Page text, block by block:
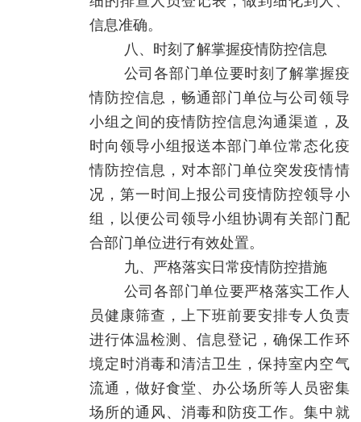
信息准确。
八、时刻了解掌握疫情防控信息
公司各部门单位要时刻了解掌握疫
情防控信息，畅通部门单位与公司领导
小组之间的疫情防控信息沟通渠道，及
时向领导小组报送本部门单位常态化疫
情防控信息，对本部门单位突发疫情情
况，第一时间上报公司疫情防控领导小
组，以便公司领导小组协调有关部门配
合部门单位进行有效处置。
九、严格落实日常疫情防控措施
公司各部门单位要严格落实工作人
员健康筛查，上下班前要安排专人负责
进行体温检测、信息登记，确保工作环
境定时消毒和清洁卫生，保持室内空气
流通，做好食堂、办公场所等人员密集
场所的通风、消毒和防疫工作。集中就